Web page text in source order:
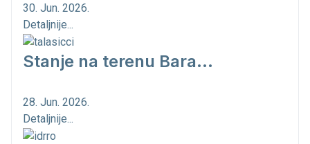
30. Jun. 2026.
Detaljnije...
Stanje na terenu Bara...
28. Jun. 2026.
Detaljnije...